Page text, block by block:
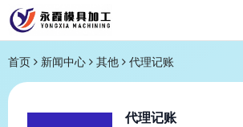
首页
首页 新闻中心 其他 代理记账
代理记账